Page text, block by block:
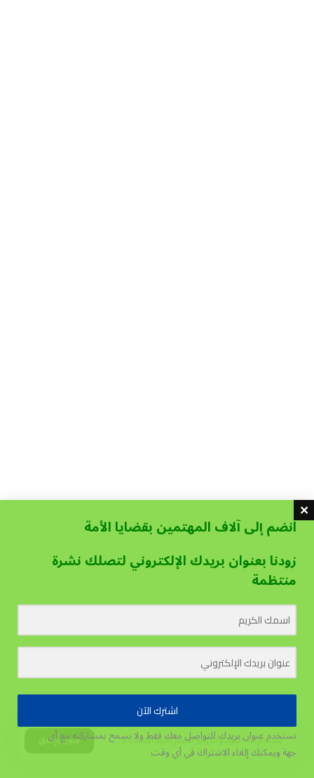
يستخدم هذا الموقع الكوكيز لتحسين تجربة المستخدم. قبول وإغلاق
انضم إلى آلاف المهتمين بقضايا الأمة
زودنا بعنوان بريدك الإلكتروني لتصلك نشرة
منتظمة
اشترك الآن
نستخدم عنوان بريدك للتواصل معك فقط ولا نسمح بمشاركته مع أي
جهةويمكنك إلغاء الاشتراك في أي وقت